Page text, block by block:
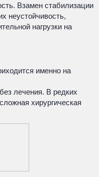
Взамен стабилизации
неустойчивость,
нагрузки на
именно на
лечения. В редких
хирургическая